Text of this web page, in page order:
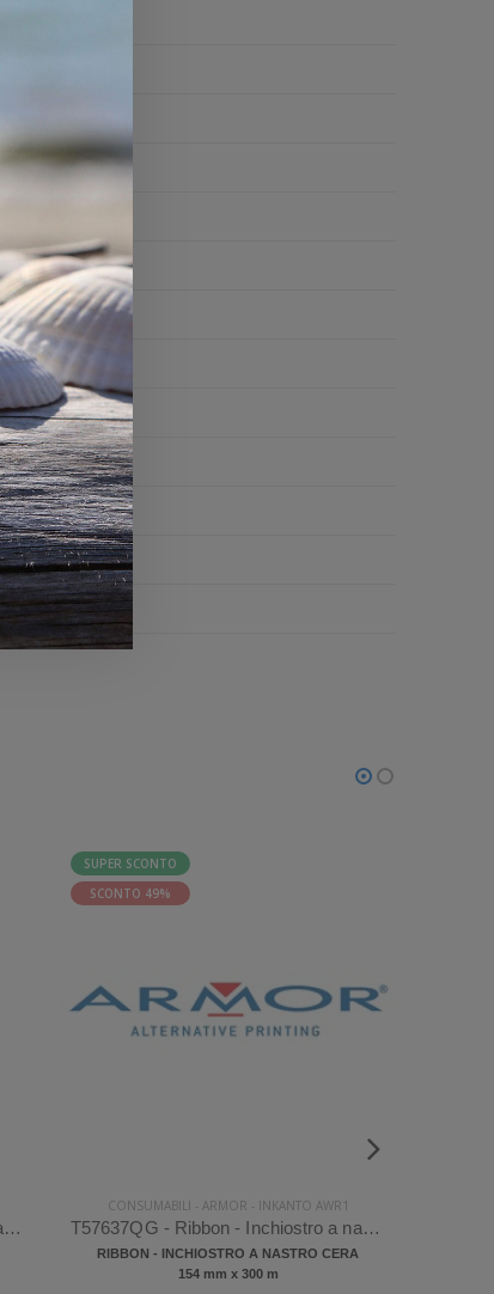
T57638QG - Ribbon - Inchiostro a nastro Armor Inkanto AWR1 Cera
SUPER SCONTO
SCONTO 49%
CONSUMABILI - ARMOR - INKANTO AWR1
T57637QG - Ribbon - Inchiostro a nastro Armor Inkanto AWR1 Cera
RIBBON - INCHIOSTRO A NASTRO CERA
154 mm x 300 m